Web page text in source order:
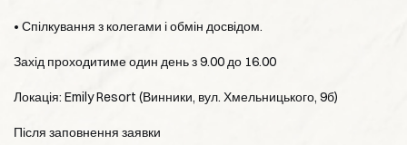
• Спілкування з колегами і обмін досвідом.
Захід проходитиме один день з 9.00 до 16.00
Локація: Emily Resort (Винники, вул. Хмельницького, 9б)
Після заповнення заявки